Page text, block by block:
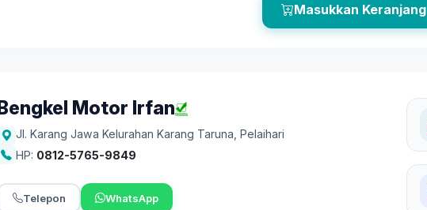
Masukkan Keranjang
Bengkel Motor Irfan
Jl. Karang Jawa Kelurahan Karang Taruna Pelaihari
HP: 0812-5765-9849
Telepon WhatsApp